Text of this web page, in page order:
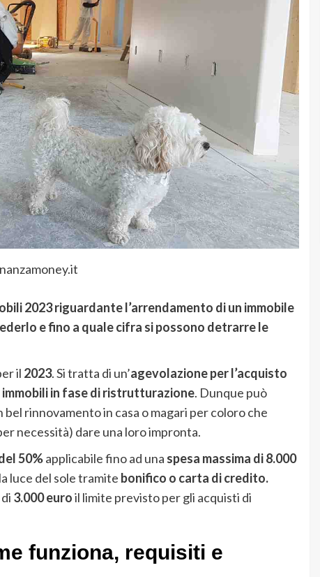
2023 riguardante l’arrendamento di un immobile
e fino a quale cifra si possono detrarre le
il 2023. Si tratta di un’agevolazione per l’acquisto
immobili in fase di ristrutturazione. Dunque può
rinnovamento in casa o magari per coloro che
necessità) dare una loro impronta.
50%applicabile fino ad una spesa massima di 8.000
luce del sole tramite bonifico o carta di credito.
3.000 euroil limite previsto per gli acquisti di
funziona, requisiti e